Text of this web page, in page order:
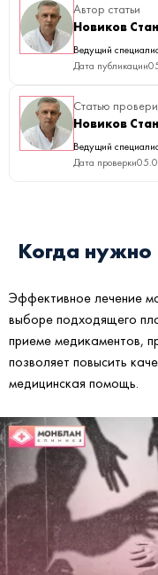
Автор статьи
Новиков
Ведущий
Дата публикации
Статью
Новиков
Ведущий
Дата проверки
Когда нужно
Эффективное лечение
выборе подходящего
приеме медикаментов,
позволяет повысить
медицинская помощь.